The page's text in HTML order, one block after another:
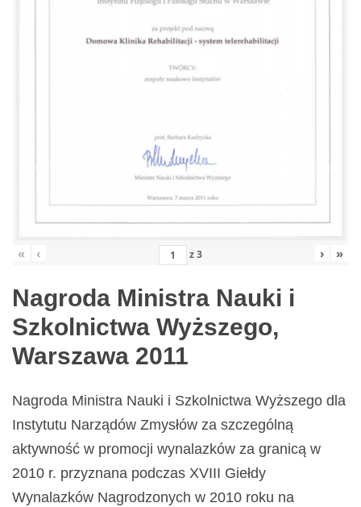
« ‹ z3 › »
Nagroda Ministra Nauki i
Szkolnictwa Wyższego,
Warszawa 2011
Nagroda Ministra Nauki i Szkolnictwa Wyższego dla
Instytutu Narządów Zmysłów za szczególną
aktywność w promocji wynalazków za granicą w
2010 r. przyznana podczas XVIII Giełdy
Wynalazków Nagrodzonych w 2010 roku na